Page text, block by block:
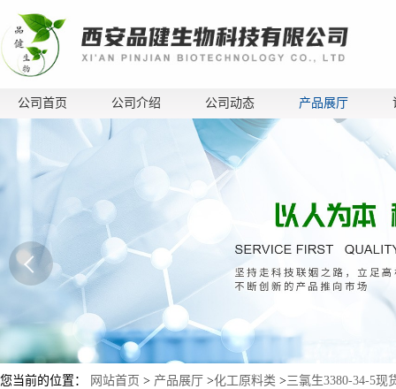
公司首页 公司介绍 公司动态 产品展厅
您当前的位置： 网站首页 > 产品展厅 >化工原料类 >三氯生3380-34-5现